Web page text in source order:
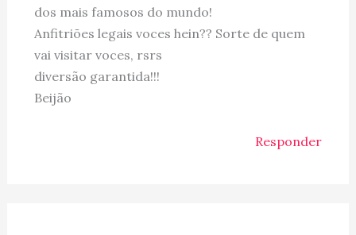
dos mais famosos do mundo!
Anfitriões legais voces hein?? Sorte de quem
vai visitar voces, rsrs
diversão garantida!!!
Beijão
Responder